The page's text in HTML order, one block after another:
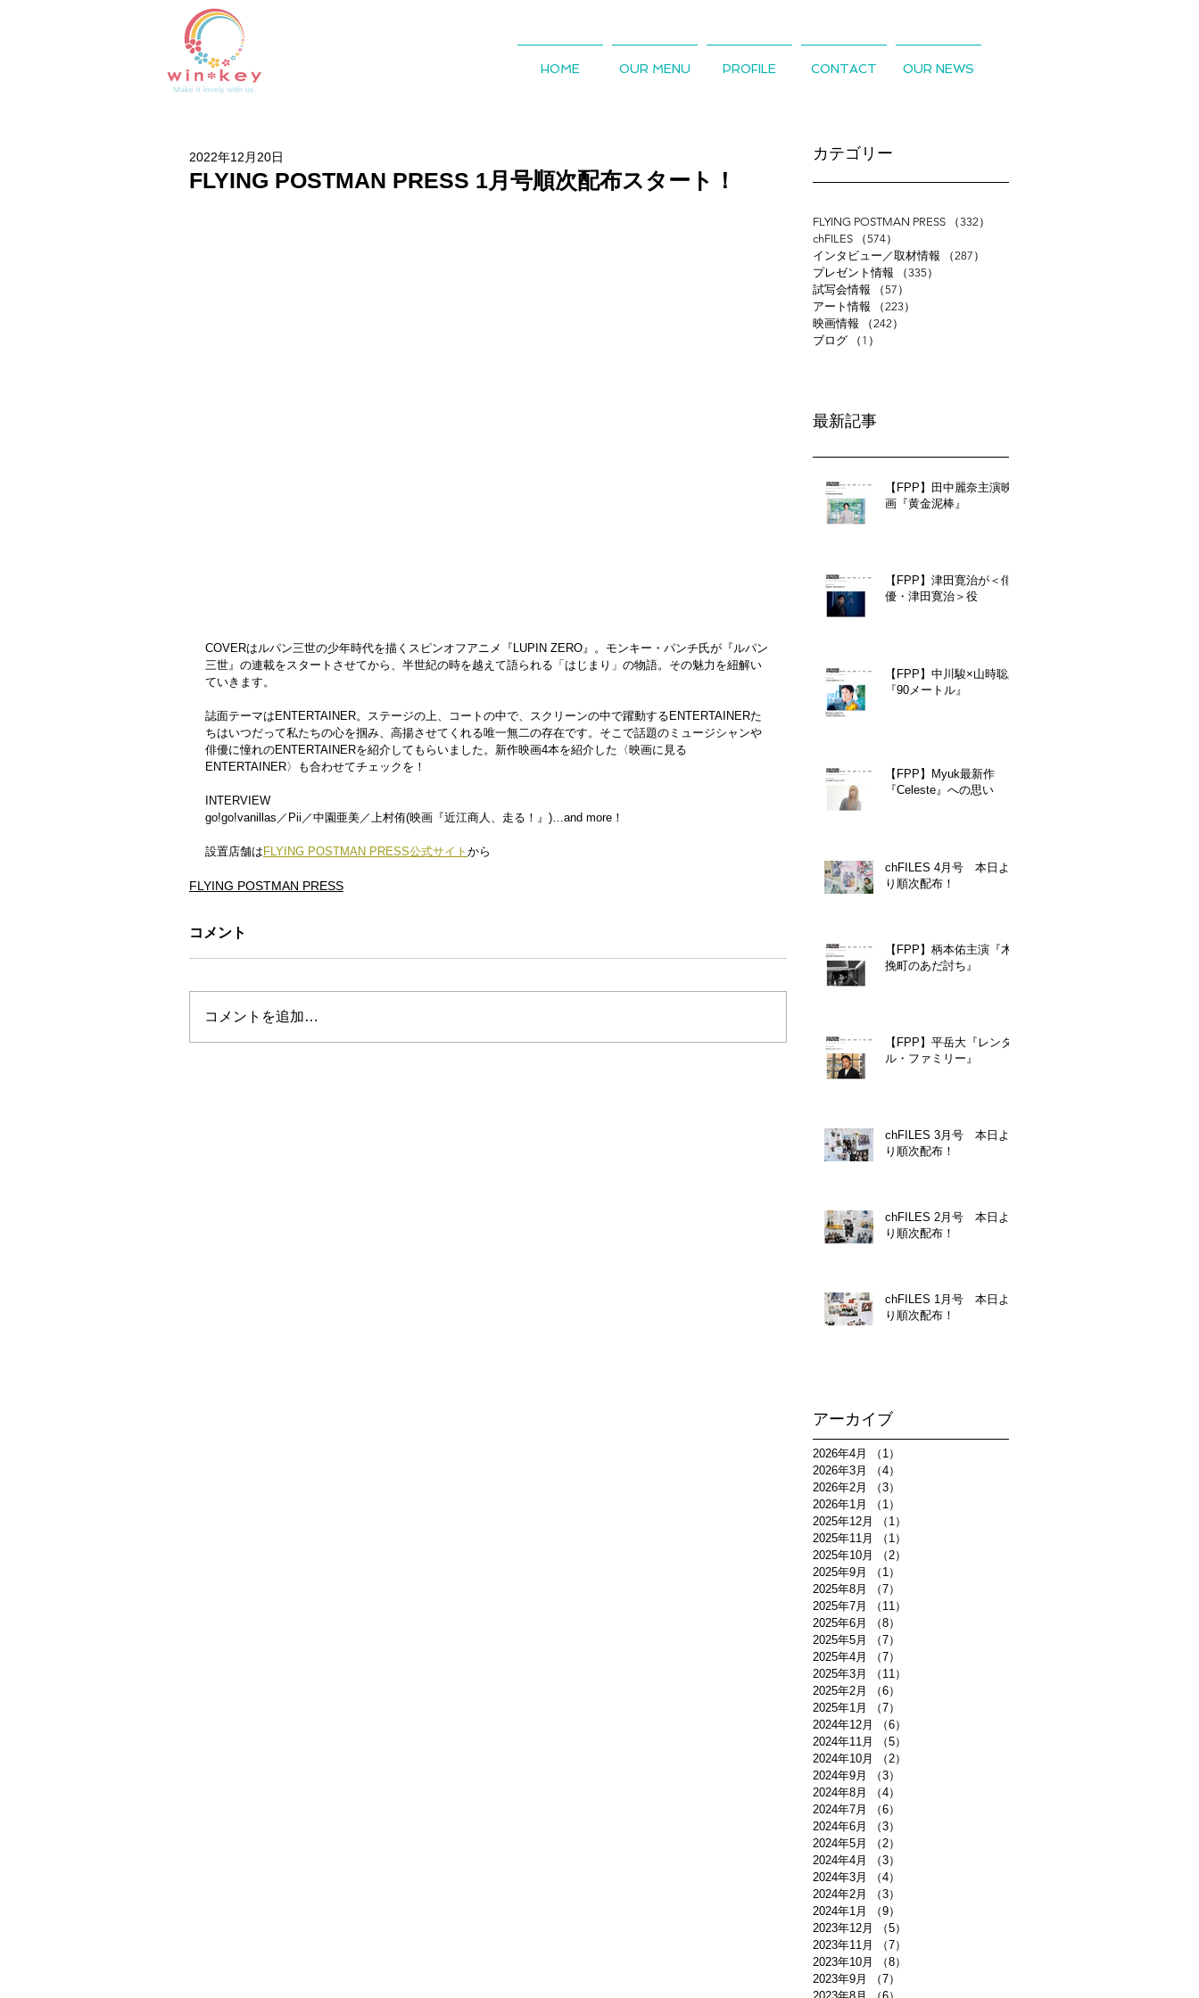
HOME OUR MENU PROFILE CONTACT OUR NEWS
FLYING POSTMAN PRESS 1月号順次配布スタート！
2022年12月20日
COVERはルパン三世の少年時代を描くスピンオフアニメ『LUPIN ZERO』。モンキー・パンチ氏が『ルパン
三世』の連載をスタートさせてから、半世紀の時を越えて語られる「はじまり」の物語。その魅力を紐解い
ていきます。
誌面テーマはENTERTAINER。ステージの上、コートの中で、スクリーンの中で躍動するENTERTAINERた
ちはいつだって私たちの心を掴み、高揚させてくれる唯一無二の存在です。そこで話題のミュージシャンや
俳優に憧れのENTERTAINERを紹介してもらいました。新作映画4本を紹介した〈映画に見る
ENTERTAINER〉も合わせてチェックを！
INTERVIEW
go!go!vanillas／Pii／中園亜美／上村侑(映画『近江商人、走る！』)…and more！
設置店舗はFLYING POSTMAN PRESS公式サイト から
FLYING POSTMAN PRESS
コメント
コメントを追加…
​カテゴリー
FLYING POSTMAN PRESS （332）
chFILES
（574）
インタビュー／取材情報
（287）
プレゼント情報
（335）
試写会情報
（57）
アート情報
（223）
映画情報
（242）
ブログ
（1）
最新記事
【FPP】田中麗奈主演映
画『黄金泥棒』
【FPP】津田寛治が＜俳
優・津田寛治＞役
【FPP】中川駿×山時聡真
『90メートル』
【FPP】Myuk最新作
『Celeste』への思い
chFILES 4月号 本日よ
り順次配布！
【FPP】柄本佑主演『木
挽町のあだ討ち』
【FPP】平岳大『レンタ
ル・ファミリー』
chFILES 3月号 本日よ
り順次配布！
chFILES 2月号 本日よ
り順次配布！
chFILES 1月号 本日よ
り順次配布！
アーカイブ
2026年4月 （1）
2026年3月
（4）
2026年2月
（3）
2026年1月
（1）
2025年12月
（1）
2025年11月
（1）
2025年10月
（2）
2025年9月
（1）
2025年8月
（7）
2025年7月
（11）
2025年6月
（8）
2025年5月
（7）
2025年4月
（7）
2025年3月
（11）
2025年2月
（6）
2025年1月
（7）
2024年12月
（6）
2024年11月
（5）
2024年10月
（2）
2024年9月
（3）
2024年8月
（4）
2024年7月
（6）
2024年6月
（3）
2024年5月
（2）
2024年4月
（3）
2024年3月
（4）
2024年2月
（3）
2024年1月
（9）
2023年12月
（5）
2023年11月
（7）
2023年10月
（8）
2023年9月
（7）